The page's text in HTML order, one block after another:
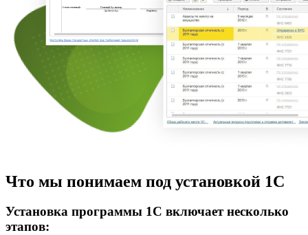
Что мы понимаем под установкой 1С
Установка программы 1С включает несколько
этапов: